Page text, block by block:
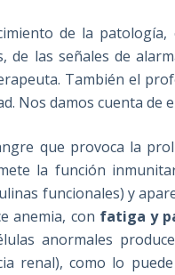
de la
de las señales de
También el
Nos damos cuenta de
que provoca la
la función
funcionales) y
anemia, con fatiga y
anormales
renal), como lo